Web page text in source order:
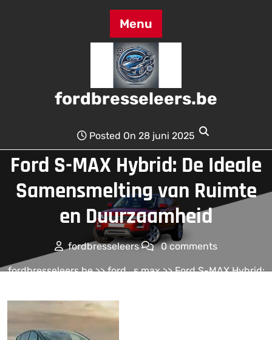
Menu
fordbresseleers.be
Posted On 28 juni 2025
Ford S-MAX Hybrid: De Ideale
Samensmelting van Ruimte
en Duurzaamheid
fordbresseleers 0 comments
fordbresseleers.be>>ford,s max>> Ford S-MAX Hybrid: